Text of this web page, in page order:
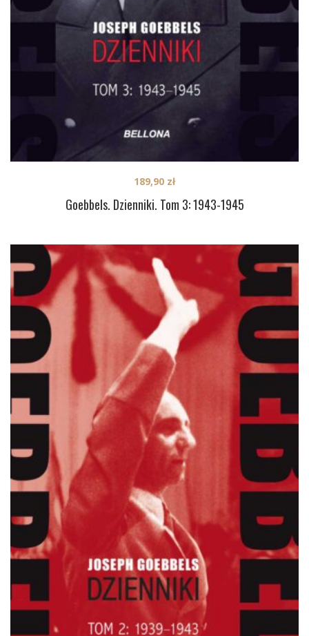
Goebbels. Dzienniki. Tom 3: 1943-1945
189,90 zł